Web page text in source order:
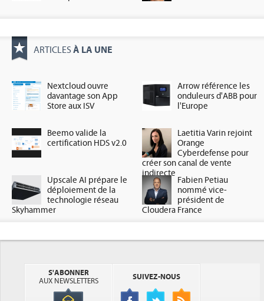
ARTICLES À LA UNE
Nextcloud ouvre
davantage son App
Store aux ISV
Arrow référence les
onduleurs d'ABB pour
l'Europe
Beemo valide la
certification HDS v2.0
Laetitia Varin rejoint
Orange
Cyberdefense pour
créer son canal de vente
indirecte
Upscale AI prépare le
déploiement de la
technologie réseau
Skyhammer
Fabien Petiau
nommé vice-
président de
Cloudera France
S'ABONNER
AUX NEWSLETTERS
SUIVEZ-NOUS